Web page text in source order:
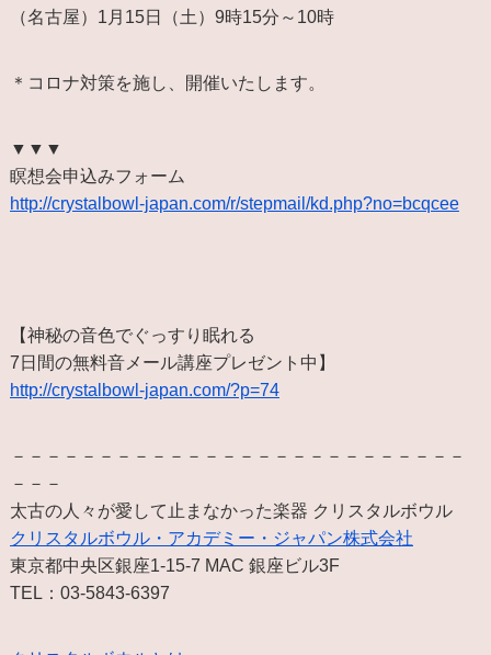
（名古屋）1月15日（土）9時15分～10時
＊コロナ対策を施し、開催いたします。
▼▼▼
瞑想会申込みフォーム
http://crystalbowl-japan.com/r/stepmail/kd.php?no=bcqcee
【神秘の音色でぐっすり眠れる
7日間の無料音メール講座プレゼント中】
http://crystalbowl-japan.com/?p=74
－－－－－－－－－－－－－－－－－－－－－－－－－－
－－－
太古の人々が愛して止まなかった楽器 クリスタルボウル
クリスタルボウル・アカデミー・ジャパン株式会社
東京都中央区銀座1-15-7 MAC 銀座ビル3F
TEL：03-5843-6397